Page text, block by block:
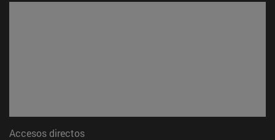
Accesos directos